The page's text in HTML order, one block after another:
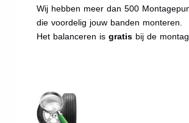
Wij hebben meer dan 500
die voordelig jouw banden monteren.
Het balanceren is gratis bij de